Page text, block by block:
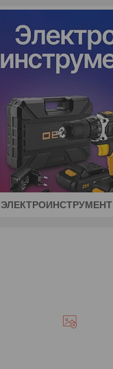
ЭЛЕКТРОИНСТРУМЕНТ